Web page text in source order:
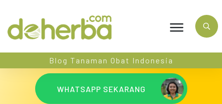
Blog Tanaman Obat Indonesia
WHATSAPP SEKARANG